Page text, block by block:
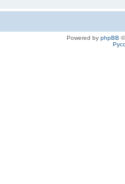
Powered by phpBB